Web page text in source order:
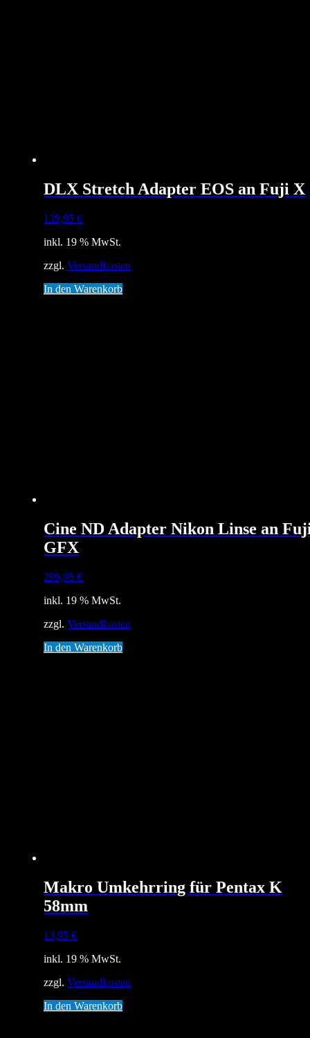
DLX Stretch Adapter EOS an Fuji X
139,95 €
inkl. 19 % MwSt.
zzgl. Versandkosten
In den Warenkorb
Cine ND Adapter Nikon Linse an
GFX
299,95 €
inkl. 19 % MwSt.
zzgl. Versandkosten
In den Warenkorb
Makro Umkehrring für Pentax K
58mm
13,95 €
inkl. 19 % MwSt.
zzgl. Versandkosten
In den Warenkorb